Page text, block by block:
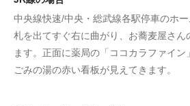
中央線快速/中央・総武線各駅停車のホ
札を出てすぐ右に曲がり、お蕎麦屋さん
ます。正面に薬局の「ココカラファイ
ごみの湯の赤い看板が見えてきます。